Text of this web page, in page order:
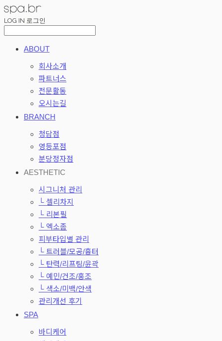
LOG IN 로그인
ABOUT
회사소개
파트너스
전문활동
오시는길
BRANCH
청담점
영등포점
분당정자점
AESTHETIC
시그니처 관리
└ 셀리차지
└ 리본필
└ 엑소좀
피부타입별 관리
└ 트러블/모공/흉터
└ 탄력/리프팅/윤곽
└ 예민/건조/홍조
└ 색소/미백/안색
관리개선 후기
SPA
바디케어